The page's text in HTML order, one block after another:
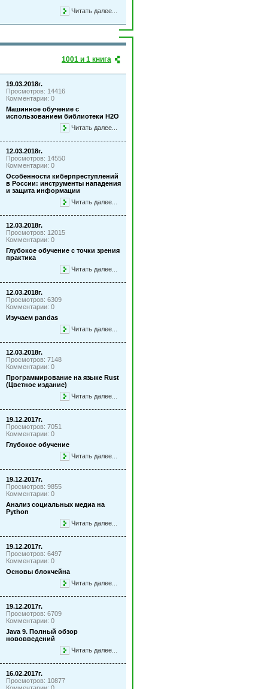
Читать далее...
1001 и 1 книга
19.03.2018г.
Просмотров: 14416
Комментарии: 0
Машинное обучение с
использованием библиотеки Н2О
Читать далее...
12.03.2018г.
Просмотров: 14550
Комментарии: 0
Особенности киберпреступлений
в России: инструменты нападения
и защита информации
Читать далее...
12.03.2018г.
Просмотров: 12015
Комментарии: 0
Глубокое обучение с точки зрения
практика
Читать далее...
12.03.2018г.
Просмотров: 6309
Комментарии: 0
Изучаем pandas
Читать далее...
12.03.2018г.
Просмотров: 7148
Комментарии: 0
Программирование на языке Rust
(Цветное издание)
Читать далее...
19.12.2017г.
Просмотров: 7051
Комментарии: 0
Глубокое обучение
Читать далее...
19.12.2017г.
Просмотров: 9855
Комментарии: 0
Анализ социальных медиа на
Python
Читать далее...
19.12.2017г.
Просмотров: 6497
Комментарии: 0
Основы блокчейна
Читать далее...
19.12.2017г.
Просмотров: 6709
Комментарии: 0
Java 9. Полный обзор
нововведений
Читать далее...
16.02.2017г.
Просмотров: 10877